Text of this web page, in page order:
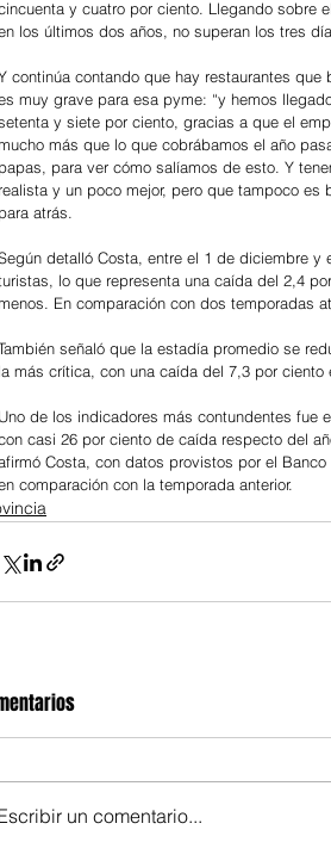
y cuatro por ciento. Llegando sobre
los últimos dos años, no superan los tres
continúa contando que hay restaurantes
muy grave para esa pyme: “y hemos
y siete por ciento, gracias a que el
más que lo que cobrábamos el año
papas, para ver cómo salíamos de esto. Y
realista y un poco mejor, pero que tampoco
para atrás.
detalló Costa, entre el 1 de diciembre
lo que representa una caída del 2,4
En comparación con dos temporadas
señaló que la estadía promedio se
la más crítica, con una caída del 7,3 por ciento
Uno de los indicadores más contundentes fue
casi 26 por ciento de caída respecto del
Costa, con datos provistos por el
comparación con la temporada anterior.
un comentario...